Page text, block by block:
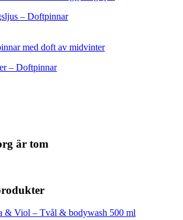
– Doftpinnar
– Doftpinnar
är tom